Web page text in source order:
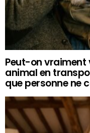
Peut-on
animal en
que personne ne